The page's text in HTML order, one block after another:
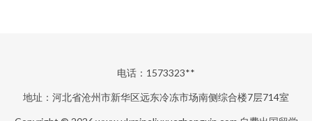
电话：1573323**
地址：河北省沧州市新华区远东冷冻市场南侧综合楼7层714室